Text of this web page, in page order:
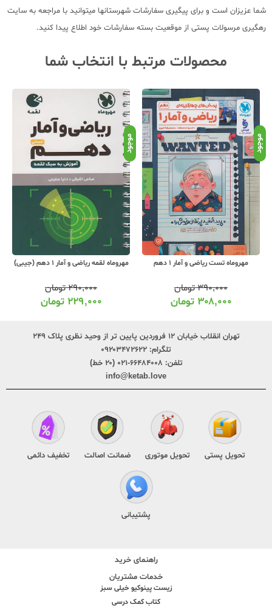
شما عزیزان است و برای پیگیری سفارشات شهرستانها میتوانید با مراجعه به سایت
رهگیری مرسولات پستی از موقعیت بسته سفارشات خود اطلاع پیدا کنید.
محصولات مرتبط با انتخاب شما
موجود
مهروماه تست ریاضی و آمار 1 دهم
۳۹۰,۰۰۰تومان
۳۰۸,۰۰۰ تومان
موجود
مهروماه لقمه ریاضی و آمار 1 دهم (جیبی)
۲۹۰,۰۰۰تومان
۲۲۹,۰۰۰ تومان
تهران انقلاب خیابان ۱۲ فروردین پایین تر از وحید نظری پلاک ۲۴۹
تلگرام: ۰۹۲۰۳۴۷۲۶۲۲
تلفن: ۶۶۴۸۴۰۰۸-۰۲۱ (۲۰ خط)
info@ketab.love
تحویل پستی تحویل موتوری ضمانت اصالت تخفیف دائمی
پشتیبانی
راهنمای خرید
خدمات مشتریان
زیست پینوکیو خیلی سبز
کتاب کمک درسی